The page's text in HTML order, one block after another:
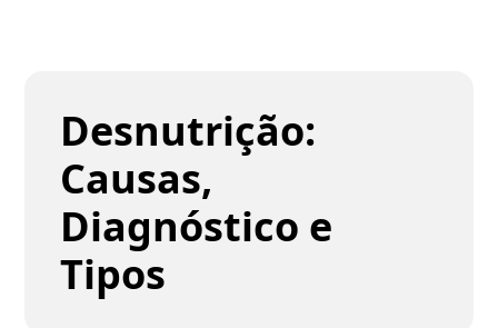
Desnutrição:
Causas,
Diagnóstico e
Tipos